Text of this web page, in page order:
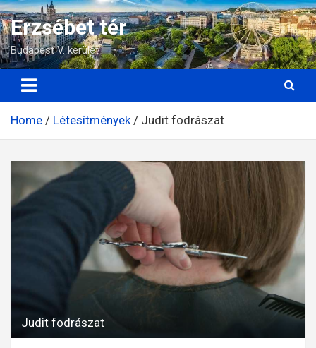
Skip
to
content
Erzsébet tér
Budapest V. kerület
Home Létesítmények Judit fodrászat
Judit fodrászat